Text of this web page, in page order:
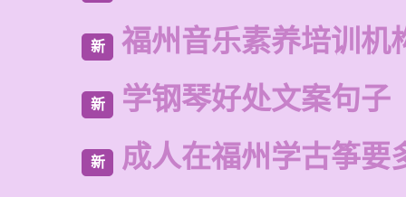
新 福州音乐素养培训机
新 学钢琴好处文案句子
新 成人在福州学古筝要